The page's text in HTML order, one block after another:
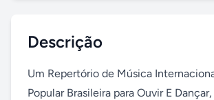
Descrição
Um Repertório de Música
Popular Brasileira para Ouvir E Dançar,